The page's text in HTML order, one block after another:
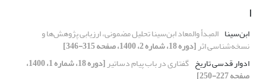
ا
ابن‌سینا المبدأ والمعاد ابن‌سینا تحلیل مضمونی، ارزیابی پژوهش‌ها و
نسخه‌شناسی اثر[دوره 18، شماره 2، 1400، صفحه 315-346]
ادوار قدسی تاریخ گفتاری در باب پیام دساتیر [دوره 18، شماره 1، 1400،
صفحه 227-250]